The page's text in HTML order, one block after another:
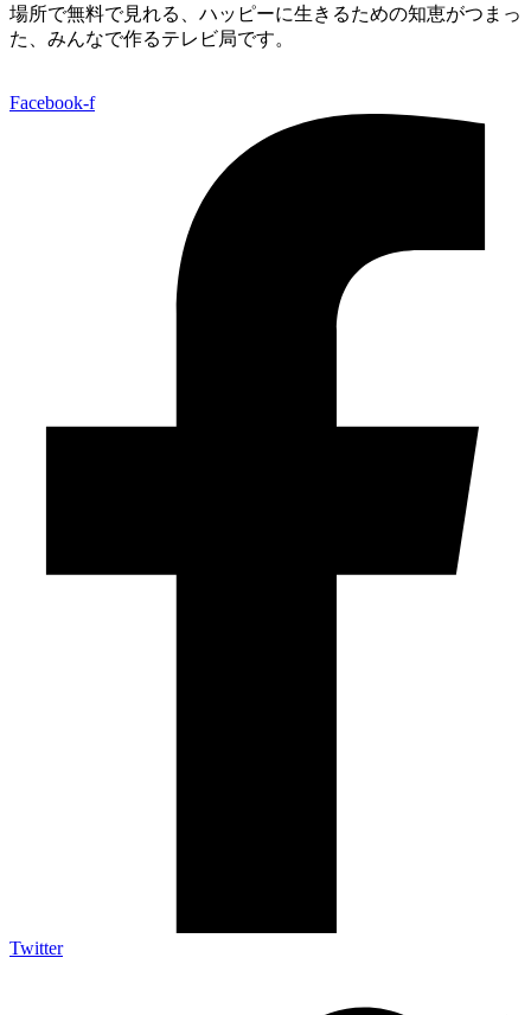
場所で無料で見れる、 ハッピーに生きるための知恵がつまっ
た、みんなで作るテレビ局です。
Facebook-f
Twitter